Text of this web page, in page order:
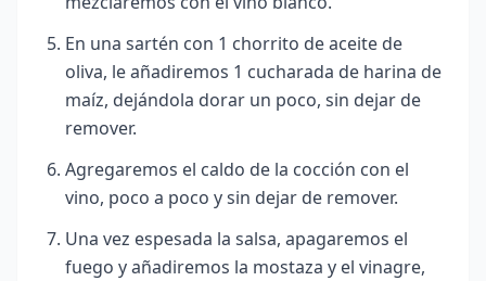
En una sartén con 1 chorrito de aceite de
oliva, le añadiremos 1 cucharada de harina de
maíz, dejándola dorar un poco, sin dejar de
remover.
Agregaremos el caldo de la cocción con el
vino, poco a poco y sin dejar de remover.
Una vez espesada la salsa, apagaremos el
fuego y añadiremos la mostaza y el vinagre,